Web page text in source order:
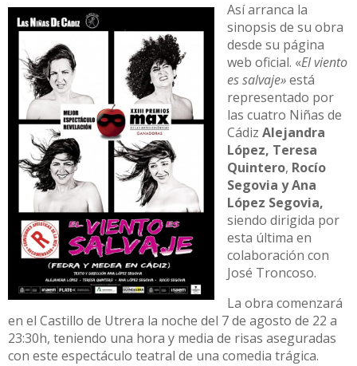
Así arranca la
sinopsis de su obra
desde su página
web oficial. «El viento
es salvaje»está
representado por
las cuatro Niñas de
Cádiz Alejandra
López, Teresa
Quintero, Rocío
Segovia y Ana
López Segovia,
siendo dirigida por
esta última en
colaboración con
José Troncoso.
La obra comenzará
en el Castillo de Utrera la noche del 7 de agosto de 22 a
23:30h, teniendo una hora y media de risas aseguradas
con este espectáculo teatral de una comedia trágica.